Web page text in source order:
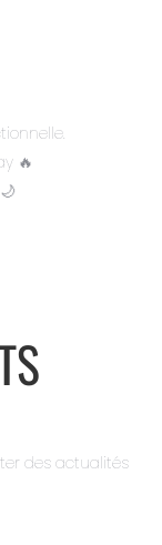
🔥
des actualités